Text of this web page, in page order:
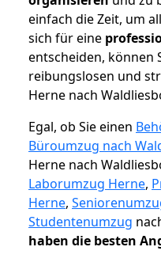
einfach die Zeit, um
sich für eine
entscheiden, können
reibungslosen und
Herne nach
Egal, ob Sie einen
Büroumzug nach
Herne nach
Laborumzug Herne,
Herne,
Studentenumzug
haben die besten